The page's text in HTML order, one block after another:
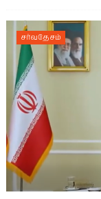
சர்வதேசம்